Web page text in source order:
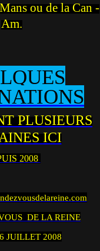
ou de la Can -
Am.
PLUSIEURS
ICI
2008
DE LA REINE
JUILLET 2008